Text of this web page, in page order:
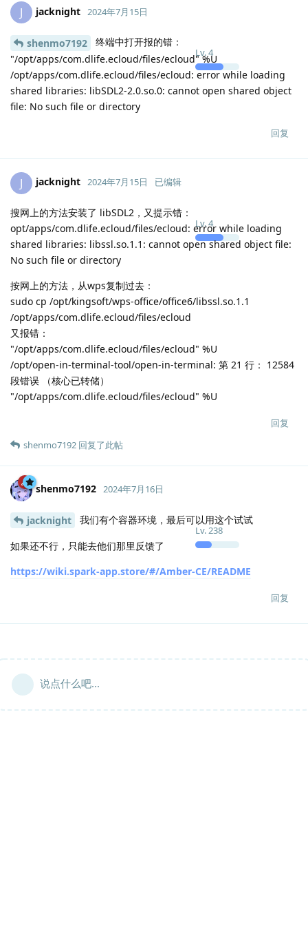
J jacknight
Lv.4
2024年7月15日
shenmo7192
终端中打开报的错：
"/opt/apps/com.dlife.ecloud/files/ecloud" %U
/opt/apps/com.dlife.ecloud/files/ecloud: error while loading
shared libraries: libSDL2-2.0.so.0: cannot open shared object
file: No such file or directory
回复
J jacknight
Lv.4
2024年7月15日 已编辑
搜网上的方法安装了 libSDL2，又提示错：
opt/apps/com.dlife.ecloud/files/ecloud: error while loading
shared libraries: libssl.so.1.1: cannot open shared object file:
No such file or directory
按网上的方法，从wps复制过去：
sudo cp /opt/kingsoft/wps-office/office6/libssl.so.1.1
/opt/apps/com.dlife.ecloud/files/ecloud
又报错：
"/opt/apps/com.dlife.ecloud/files/ecloud" %U
/opt/open-in-terminal-tool/open-in-terminal: 第 21 行： 12584
段错误 （核心已转储）
"/opt/apps/com.dlife.ecloud/files/ecloud" %U
回复
shenmo7192 回复了此帖
shenmo7192
Lv. 238
2024年7月16日
jacknight 我们有个容器环境，最后可以用这个试试
如果还不行，只能去他们那里反馈了
https://wiki.spark-app.store/#/Amber-CE/README
回复
说点什么吧...